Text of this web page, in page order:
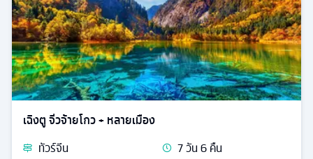
เฉิงตู จิ่วจ้ายโกว + หลายเมือง
ทัวร์จีน 7วัน6คืน